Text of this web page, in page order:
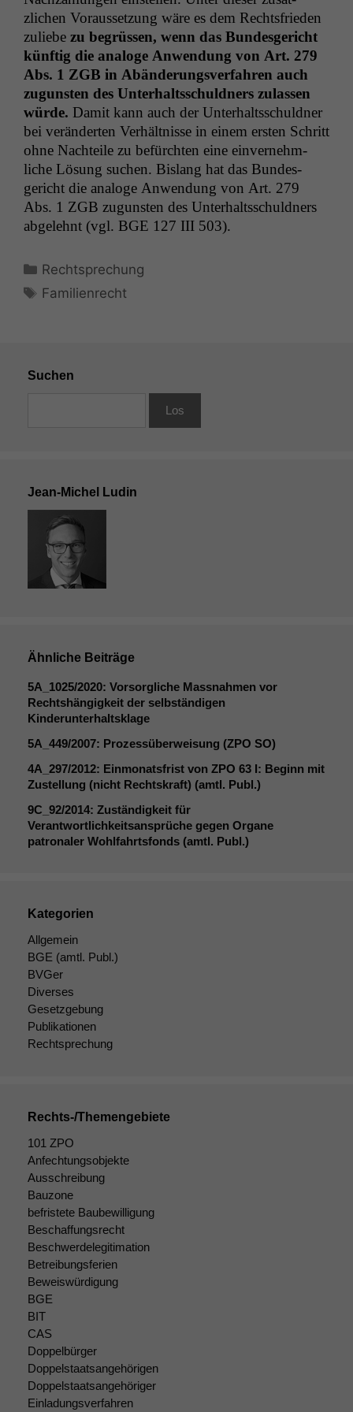
zlichen Voraus­set­zung wäre es dem Rechts­frieden
zuliebe zu begrüssen, wenn das Bun­des­gericht
kün­ftig die analoge Anwen­dung von Art. 279
Abs. 1 ZGB in Abän­derungsver­fahren auch
zugun­sten des Unter­haltss­chuld­ners zulassen
würde. Damit kann auch der Unter­haltss­chuld­ner
bei verän­derten Ver­hält­nisse in einem ersten Schritt
ohne Nachteile zu befürcht­en eine ein­vernehm­
liche Lösung suchen. Bis­lang hat das Bun­des­
gericht die analoge Anwen­dung von Art. 279
Abs. 1 ZGB zugun­sten des Unter­haltss­chuld­ners
abgelehnt (vgl. BGE 127 III 503).
Kategorien
Rechtsprechung
Schlagwörter
Familienrecht
Suchen
Jean-Michel Ludin
Ähnliche Beiträge
5A_1025/2020: Vorsorgliche Massnahmen vor
Rechtshängigkeit der selbständigen
Kinderunterhaltsklage
5A_449/2007: Prozessüberweisung (ZPO SO)
4A_297/2012: Einmonatsfrist von ZPO 63 I: Beginn mit
Zustellung (nicht Rechtskraft) (amtl. Publ.)
9C_92/2014: Zuständigkeit für
Verantwortlichkeitsansprüche gegen Organe
patronaler Wohlfahrtsfonds (amtl. Publ.)
Kategorien
Allgemein
BGE (amtl. Publ.)
BVGer
Diverses
Gesetzgebung
Publikationen
Rechtsprechung
Rechts-/Themengebiete
101 ZPO
Anfechtungsobjekte
Ausschreibung
Bauzone
befristete Baubewilligung
Beschaffungsrecht
Beschwerdelegitimation
Betreibungsferien
Beweiswürdigung
BGE
BIT
CAS
Doppelbürger
Doppelstaatsangehörigen
Doppelstaatsangehöriger
Einladungsverfahren
Diese
Cookies sind
nicht
optional, es
damit die
Website